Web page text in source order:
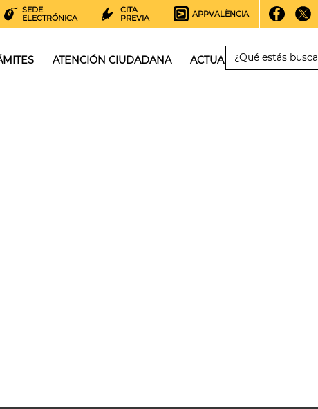
SEDE
ELECTRÓNICA
CITA
PREVIA
APPVALÈNCIA
ATENCIÓN CIUDADANA ACTUALIDAD